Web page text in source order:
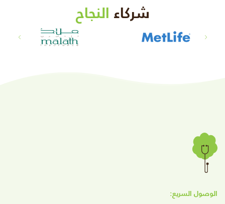
شركاء النجاح
الوصول السريع: